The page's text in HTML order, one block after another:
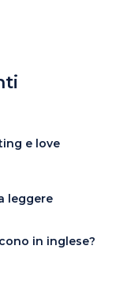
e love
leggere
in inglese?